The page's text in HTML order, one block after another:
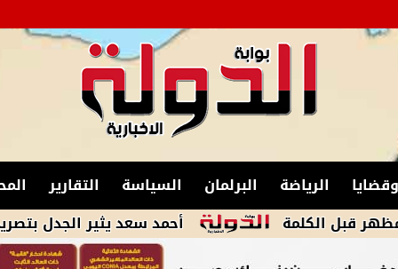
الرياضة البرلمان السياسة التقارير
أحمد سعد يثير الجدل بتصريح مفاجئ عن